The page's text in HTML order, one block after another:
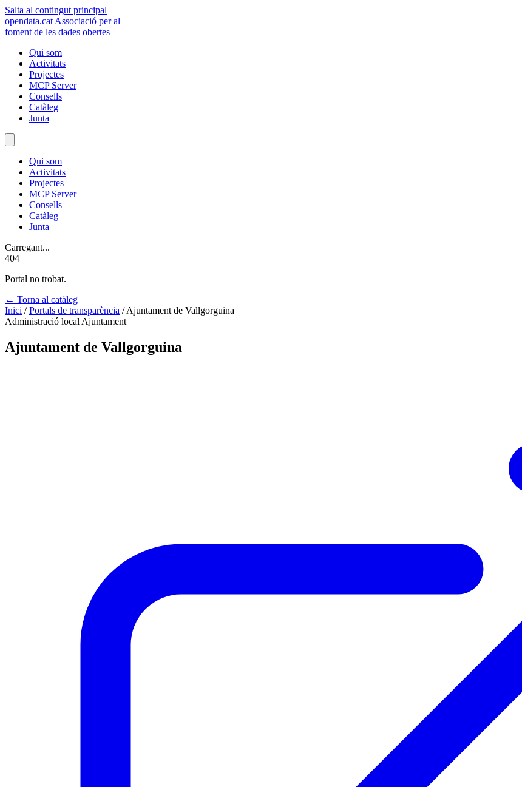
Salta al contingut principal
opendata.cat Associació per al
foment de les dades obertes
Qui som
Activitats
Projectes
MCP Server
Consells
Catàleg
Junta
Qui som
Activitats
Projectes
MCP Server
Consells
Catàleg
Junta
Carregant...
404
Portal no trobat.
← Torna al catàleg
Inici / Portals de transparència / Ajuntament de Vallgorguina
Administració local Ajuntament
Ajuntament de Vallgorguina